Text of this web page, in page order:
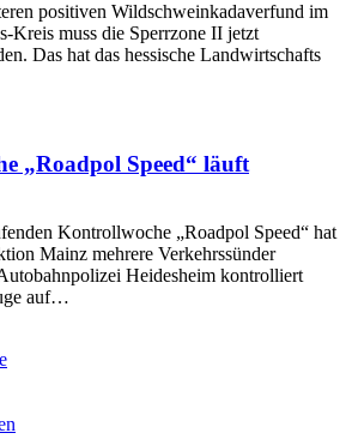
positiven Wildschweinkadaverfund im
Kreis muss die Sperrzone II jetzt
Das hat das hessische Landwirtschafts
„Roadpol Speed“ läuft
Kontrollwoche „Roadpol Speed“ hat
Mainz mehrere Verkehrssünder
Heidesheim kontrolliert
auf…